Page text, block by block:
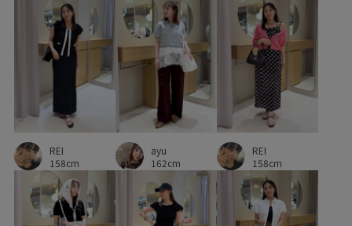
柔らかな印象 歩きやすい 洗濯機で洗える
痛くなりにくい 着回しやすい 立体感 薄手
軽くて柔らかい 長財布 高級感
REI
158cm
ayu
162cm
REI
158cm